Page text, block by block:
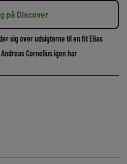
på Discover
sig over udsigterne til en fit Elias
Cornelius igen har